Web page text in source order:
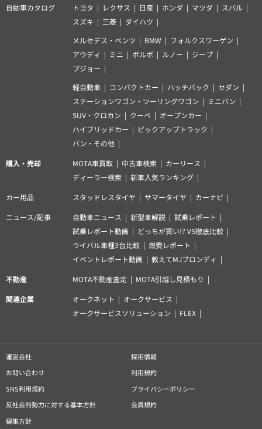
自動車カタログ トヨタ レクサス 日産 ホンダ マツダ
スバル
スズキ
三菱
ダイハツ
メルセデス・ベンツ
BMW
フォルクスワーゲン
アウディ
ミニ ボルボ ルノー
ジープ
プジョー
軽自動車
コンパクトカー ハッチバック
セダン
ステーションワゴン・ツーリングワゴン
ミニバン
SUV・クロカン
クーペ
オープンカー
ハイブリッドカー
ピックアップトラック
バン・その他
購入・売却
MOTA車買取 中古車検索
カーリース
ディーラー検索
新車人気ランキング
カー用品
スタッドレスタイヤ サマータイヤ
カーナビ
ニュース/記事
自動車ニュース 新型車解説
試乗レポート
試乗レポート動画
どっちが買い!? VS徹底比較
ライバル車種3台比較
燃費レポート
イベントレポート動画
教えてMJブロンディ
不動産
MOTA不動産査定
MOTA引越し見積もり
関連企業
オークネット
オークサービス
オークサービスソリューション
FLEX
運営会社
採用情報
お問い合わせ
利用規約
SNS利用規約
プライバシーポリシー
反社会的勢力に対する基本方針
会員規約
編集方針